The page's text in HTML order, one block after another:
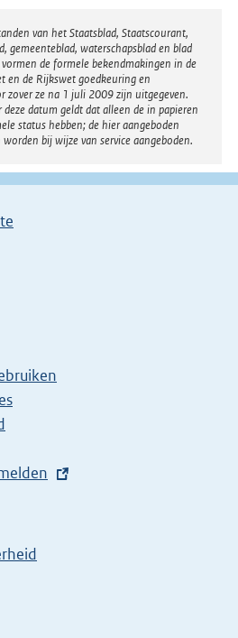
l
i
n
k
:
van het Staatsblad, Staatscourant,
gemeenteblad, waterschapsblad en blad
de formele bekendmakingen in de
en de Rijkswet goedkeuring en
zover ze na 1 juli 2009 zijn uitgegeven.
datum geldt dat alleen de in papieren
status hebben; de hier aangeboden
bij wijze van service aangeboden.